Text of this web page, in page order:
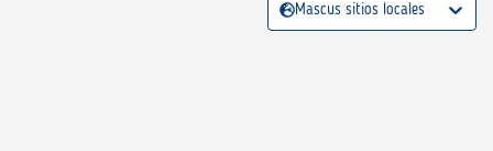
Mascus sitios locales